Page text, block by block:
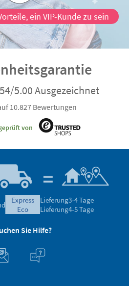
ein VIP-Kunde zu sein
5.00 Ausgezeichnet
10.827 Bewertungen
von
express
eco
Lieferung3-4 Tage
Lieferung4-5 Tage
Sie Hilfe?